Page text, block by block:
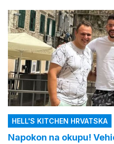
HELL'S KITCHEN HRVATSKA
Napokon na okupu!